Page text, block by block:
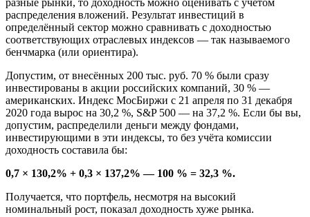
разные рынки, то доходность можно оценивать с учётом
распределения вложений. Результат инвестиций в
определённый сектор можно сравнивать с доходностью
соответствующих отраслевых индексов — так называемого
бенчмарка (или ориентира).
Допустим, от внесённых 200 тыс. руб. 70 % были сразу
инвестированы в акции российских компаний, 30 % —
американских. Индекс МосБиржи с 21 апреля по 31 декабря
2020 года вырос на 30,2 %, S&P 500 — на 37,2 %. Если бы вы,
допустим, распределили деньги между фондами,
инвестирующими в эти индексы, то без учёта комиссии
доходность составила бы:
0,7 × 130,2% + 0,3 × 137,2% — 100 % = 32,3 %.
Получается, что портфель, несмотря на высокий
номинальный рост, показал доходность хуже рынка.